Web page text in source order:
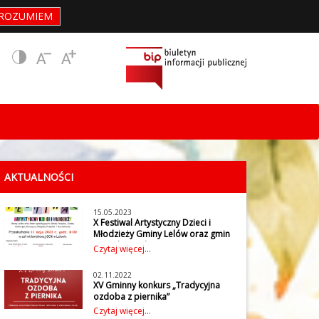
AKTUALNOŚCI
15.05.2023
X Festiwal Artystyczny Dzieci i
Młodzieży Gminy Lelów oraz gmin
sąsiadujących
W czwartek 11 maja 2023 r. w
Gminnym Ośrodku Kultury w
Lelowie odbył się X Festiwal
Artystyczny Dzieci i Młodzieży
Gminy Lelów oraz gmin
Czytaj więcej...
02.11.2022
XV Gminny konkurs „Tradycyjna
ozdoba z piernika”
Gminny Ośrodek Kultury w
Czytaj więcej...